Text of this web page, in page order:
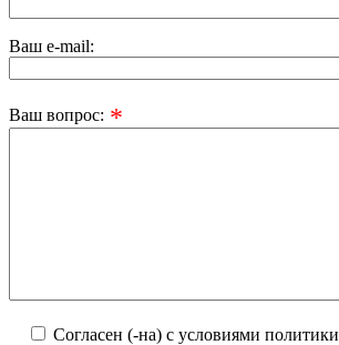
Ваш e-mail:
Ваш вопрос: *
Согласен (-на) с условиями политики